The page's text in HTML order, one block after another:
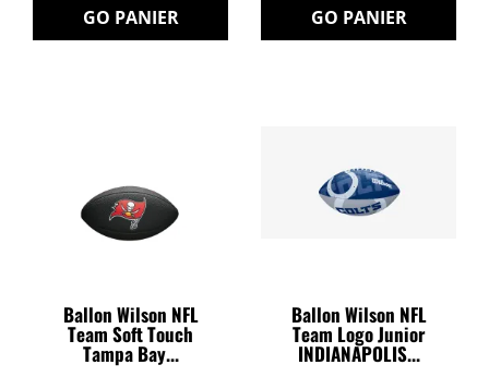
GO PANIER GO PANIER
Ballon Wilson NFL
Team Soft Touch
Tampa Bay...
Ballon Wilson NFL
Team Logo Junior
INDIANAPOLIS...